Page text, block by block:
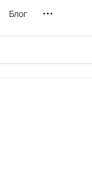
Блог